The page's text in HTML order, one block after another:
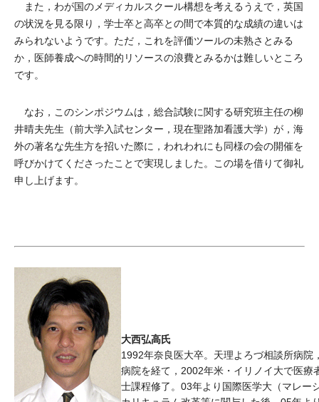
また，わが国のメディカルスクール構想を考えるうえで，英国
の状況を見る限り，学士卒と高卒との間で本質的な成績の違いは
みられないようです。ただ，これを評価ツールの未熟さとみる
か，医師養成への時間的リソースの浪費とみるかは難しいところ
です。
なお，このシンポジウムは，総合試験に関する研究班主任の柳
井晴夫先生（前大学入試センター，現在聖路加看護大学）が，海
外の著名な先生方を招いた際に，われわれにも同様の会の開催を
呼びかけてくださったことで実現しました。この場を借りて御礼
申し上げます。
大西弘高氏
1992年奈良医大卒。天理よろづ相談所病院
病院を経て，2002年米・イリノイ大で医療
士課程修了。03年より国際医学大（マレー